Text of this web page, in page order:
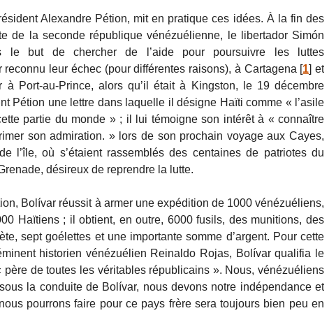
Alexandre Pétion, mit en pratique ces idées. À la fin des
de la seconde république vénézuélienne, le libertador Simón
le but de chercher de l’aide pour poursuivre les luttes
leur échec (pour différentes raisons), à Cartagena [1] et
à Port-au-Prince, alors qu’il était à Kingston, le 19 décembre
Pétion une lettre dans laquelle il désigne Haïti comme « l’asile
partie du monde » ; il lui témoigne son intérêt à « connaître
son admiration. » lors de son prochain voyage aux Cayes,
l’île, où s’étaient rassemblés des centaines de patriotes du
désireux de reprendre la lutte.
Bolívar réussit à armer une expédition de 1000 vénézuéliens,
Haïtiens ; il obtient, en outre, 6000 fusils, des munitions, des
sept goélettes et une importante somme d’argent. Pour cette
historien vénézuélien Reinaldo Rojas, Bolívar qualifia le
de toutes les véritables républicains ». Nous, vénézuéliens
la conduite de Bolívar, nous devons notre indépendance et
pourrons faire pour ce pays frère sera toujours bien peu en